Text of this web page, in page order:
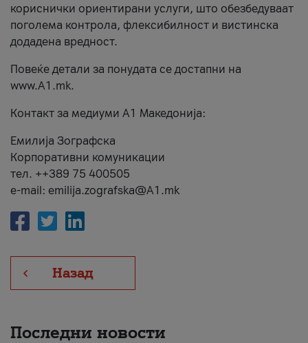
кориснички ориентирани услуги, што обезбедуваат
поголема контрола, флексибилност и вистинска
додадена вредност.
Повеќе детали за понудата се достапни на
www.А1.mk.
Контакт за медиуми А1 Македонија:
Емилија Зографска
Корпоративни комуникации
тел. ++389 75 400505
e-mail: emilija.zografska@A1.mk
Назад
Последни новости